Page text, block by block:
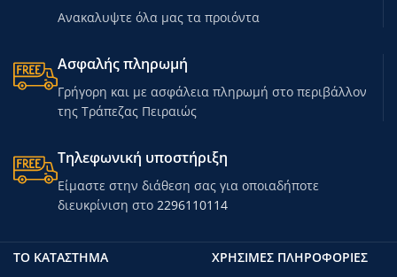
Ανακαλυψτε όλα μας τα προιόντα
Ασφαλής πληρωμή
Γρήγορη και με ασφάλεια πληρωμή στο περιβάλλον
της Τράπεζας Πειραιώς
Τηλεφωνική υποστήριξη
Είμαστε στην διάθεση σας για οποιαδήποτε
διευκρίνιση στο 2296110114
ΤΟ ΚΑΤΑΣΤΗΜΑ
ΧΡΗΣΙΜΕΣ ΠΛΗΡΟΦΟΡΙΕΣ